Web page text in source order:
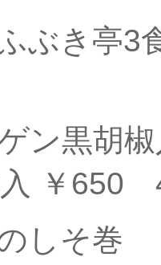
食入
ゲン黒
40
久